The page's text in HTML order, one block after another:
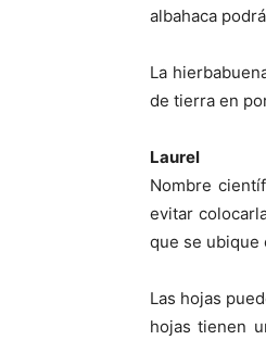
albahaca
La
de tierra en
Laurel
Nombre
evitar
que se ubique
Las hojas
hojas tienen